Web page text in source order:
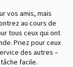
vos amis, mais
au cours de
tous ceux qui ont
Priez pour ceux
des autres –
facile.